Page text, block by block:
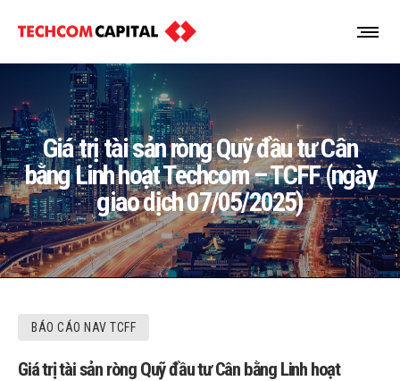
Giá trị tài sản ròng Quỹ đầu tư Cân
bằng Linh hoạt Techcom – TCFF (ngày
giao dịch 07/05/2025)
BÁO CÁO NAV TCFF
Giá trị tài sản ròng Quỹ đầu tư Cân bằng Linh hoạt